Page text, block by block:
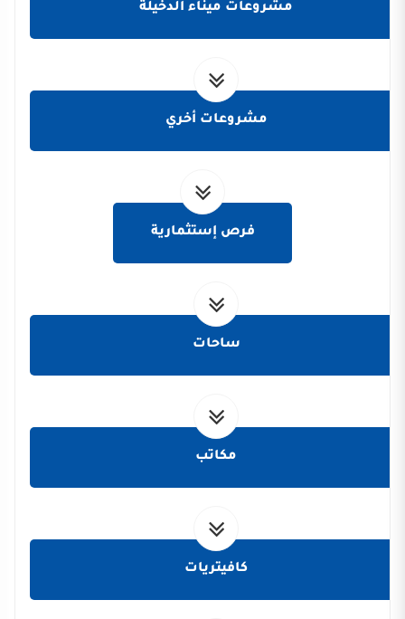
مشروعات ميناء الدخيلة
مشروعات أخري
فرص إستثمارية
ساحات
مكاتب
كافيتريات